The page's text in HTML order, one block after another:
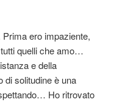
ero impaziente,
quelli che amo…
e della
di solitudine è una
Ho ritrovato